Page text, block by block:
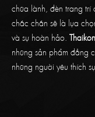
chữa lành, đèn trang
chắc chắn sẽ là lựa
và sự hoàn hảo.
những sản phẩm đẳng
những người yêu thích